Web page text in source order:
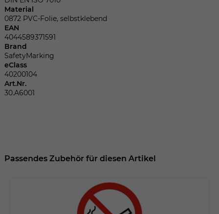
Material
0872 PVC-Folie, selbstklebend
EAN
4044589371591
Brand
SafetyMarking
eClass
40200104
Art.Nr.
30.A6001
Passendes Zubehör für diesen Artikel
zufällig generierte ID, für die historische
Name
Wir installiert sobald sich der Nutzer an